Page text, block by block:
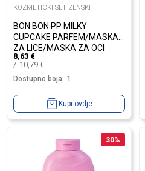
KOZMETICKI SET ZENSKI
BON BON PP MILKY
CUPCAKE PARFEM/MASKA
ZA LICE/MASKA ZA OCI
8,63 €
10,79€
Dostupno boja: 1
Kupi ovdje
30%